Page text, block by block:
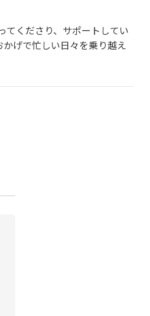
てくださり、サポートしてい
げで忙しい日々を乗り越え